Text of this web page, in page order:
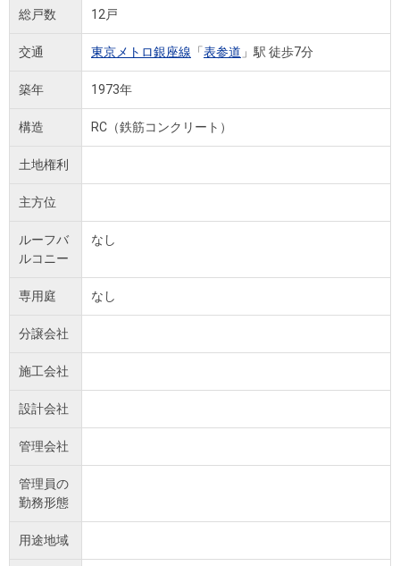
総戸数 12戸
交通 東京メトロ銀座線 「表参道 」駅 徒歩7分
築年 1973年
構造 RC（鉄筋コンクリート）
土地権利
主方位
ルーフバ
ルコニー
なし
専用庭 なし
分譲会社
施工会社
設計会社
管理会社
管理員の
勤務形態
用途地域